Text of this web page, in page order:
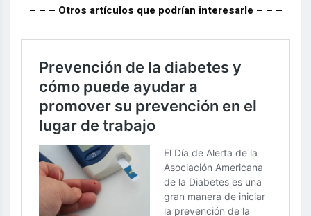
– – – Otros artículos que podrían interesarle – – –